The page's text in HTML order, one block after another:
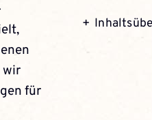
wir
für